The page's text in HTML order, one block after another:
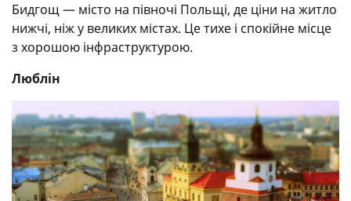
Бидгощ — місто на півночі Польщі, де ціни на житло
нижчі, ніж у великих містах. Це тихе і спокійне місце
з хорошою інфраструктурою.
Люблін